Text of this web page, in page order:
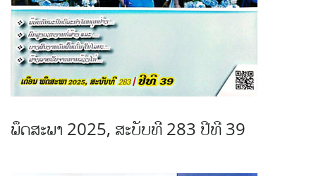
ພຶດສະພາ 2025, ສະບັບທີ 283 ປີທີ 39